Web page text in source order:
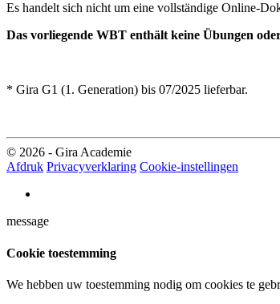
Es handelt sich nicht um eine vollständige Online-
Das vorliegende WBT enthält keine Übungen
* Gira G1 (1. Generation) bis 07/2025 lieferbar.
© 2026 - Gira Academie
Afdruk Privacyverklaring Cookie-instellingen
message
Cookie toestemming
We hebben uw toestemming nodig om cookies te